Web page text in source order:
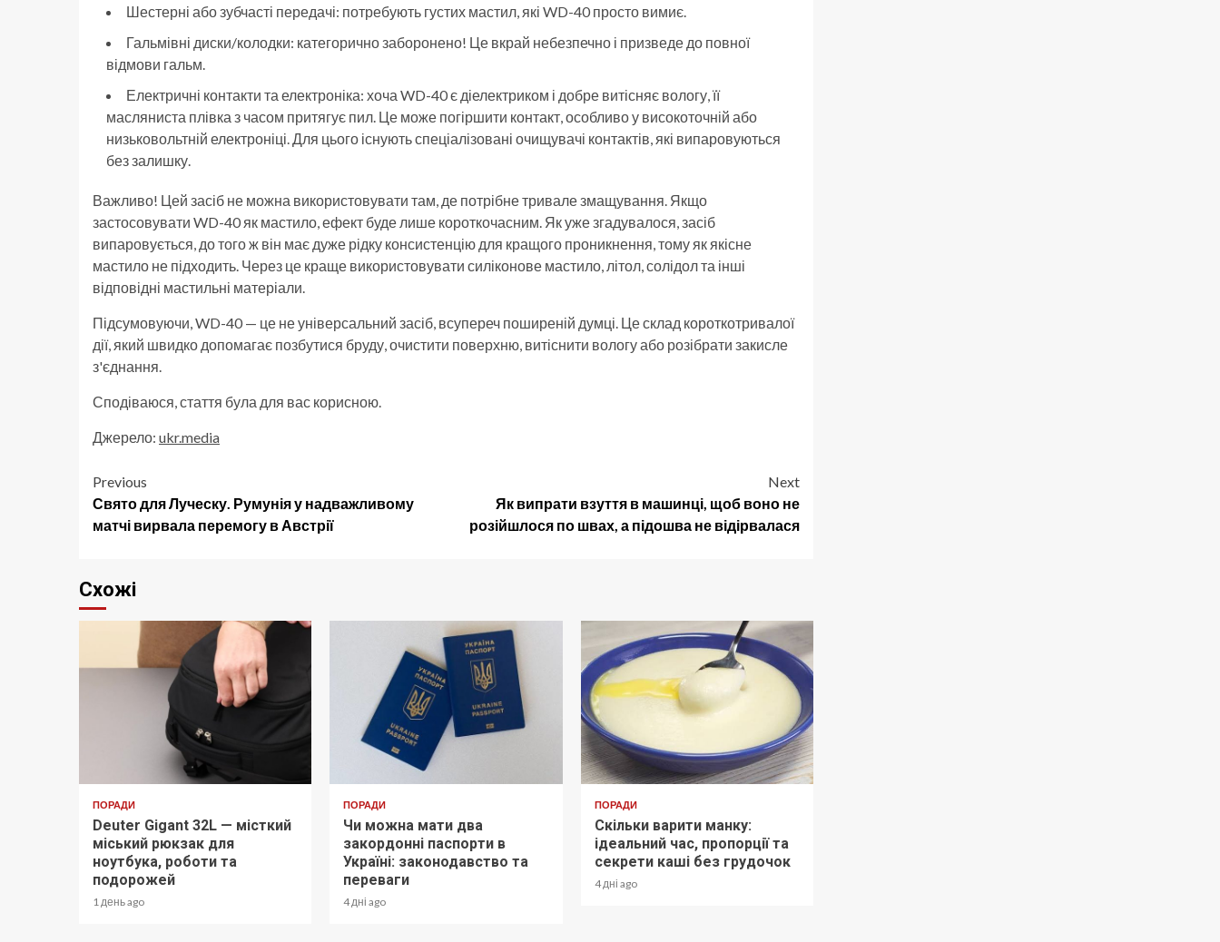
Шестерні або зубчасті передачі: потребують густих мастил, які WD-40 просто вимиє.
Гальмівні диски/колодки: категорично заборонено! Це вкрай небезпечно і призведе до повної
відмови гальм.
Електричні контакти та електроніка: хоча WD-40 є діелектриком і добре витісняє вологу, її
масляниста плівка з часом притягує пил. Це може погіршити контакт, особливо у високоточній або
низьковольтній електроніці. Для цього існують спеціалізовані очищувачі контактів, які випаровуються
без залишку.
Важливо! Цей засіб не можна використовувати там, де потрібне тривале змащування. Якщо
застосовувати WD-40 як мастило, ефект буде лише короткочасним. Як уже згадувалося, засіб
випаровується, до того ж він має дуже рідку консистенцію для кращого проникнення, тому як якісне
мастило не підходить. Через це краще використовувати силіконове мастило, літол, солідол та інші
відповідні мастильні матеріали.
Підсумовуючи, WD-40 — це не універсальний засіб, всупереч поширеній думці. Це склад короткотривалої
дії, який швидко допомагає позбутися бруду, очистити поверхню, витіснити вологу або розібрати закисле
з'єднання.
Сподіваюся, стаття була для вас корисною.
Джерело: ukr.media
Post
navigation
Previous
Свято для Луческу. Румунія у надважливому
матчі вирвала перемогу в Австрії
Next
Як випрати взуття в машинці, щоб воно не
розійшлося по швах, а підошва не відірвалася
Схожі
ПОРАДИ
Deuter Gigant 32L — місткий
міський рюкзак для
ноутбука, роботи та
подорожей
1 день ago
ПОРАДИ
Чи можна мати два
закордонні паспорти в
Україні: законодавство та
переваги
4 дні ago
ПОРАДИ
Скільки варити манку:
ідеальний час, пропорції та
секрети каші без грудочок
4 дні ago